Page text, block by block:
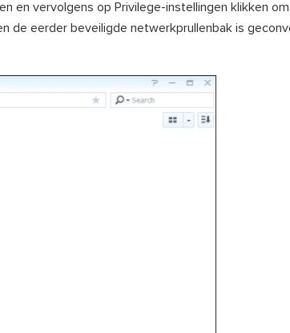
en vervolgens op Privilege-instellingen klikken
de eerder beveiligde netwerkprullenbak is